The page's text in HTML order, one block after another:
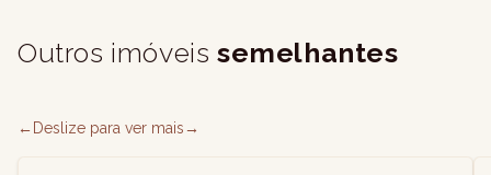
Outros imóveis semelhantes
← Deslize para ver mais→